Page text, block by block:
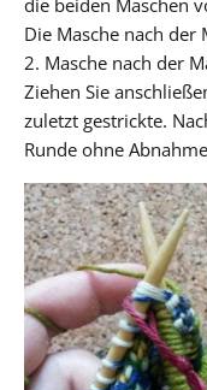
Die Masche nach der
2. Masche nach der
Ziehen Sie
zuletzt gestrickte.
Runde ohne